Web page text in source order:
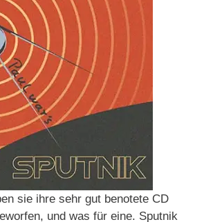
sie ihre sehr gut benotete CD
und was für eine. Sputnik